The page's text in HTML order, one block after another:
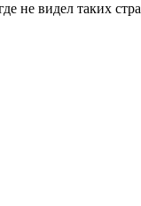
не видел таких